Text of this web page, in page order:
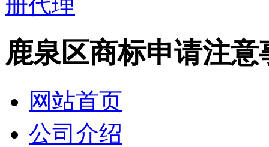
鹿泉区商标申请注
网站首页
公司介绍